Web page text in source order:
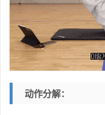
动作分解：